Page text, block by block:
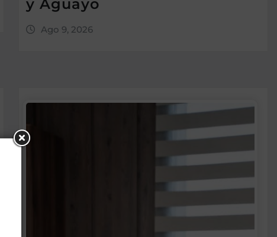
y Aguayo
Ago 9, 2026